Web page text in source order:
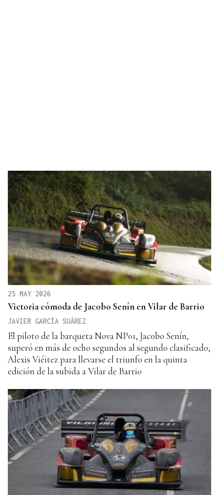
25 MAY 2026
Victoria cómoda de Jacobo Senín en Vilar de Barrio
JAVIER GARCÍA SUÁREZ
El piloto de la barqueta Nova NP01, Jacobo Senín,
superó en más de ocho segundos al segundo clasificado,
Alexis Viéitez para llevarse el triunfo en la quinta
edición de la subida a Vilar de Barrio